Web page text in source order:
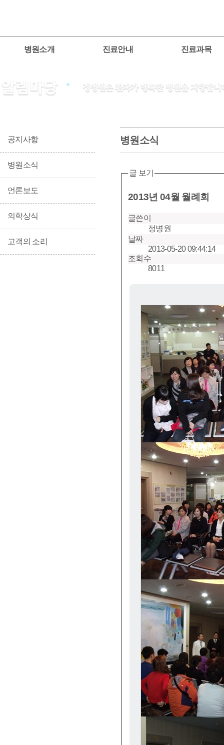
병원소개 진료안내 진료과목
공지사항
병원소식
언론보도
의학상식
고객의 소리
병원소식
글 보기
2013년 04월 월례회
글쓴이
정병원
날짜
2013-05-20 09:44:14
조회수
8011